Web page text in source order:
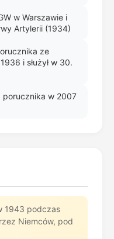
w Warszawie i
Artylerii (1934)
ze
i służył w 30.
porucznika w 2007
1943 podczas
Niemców, pod